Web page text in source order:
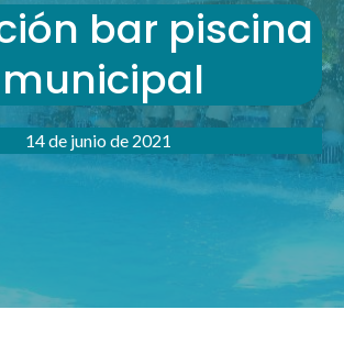
bar piscina
municipal
14 de junio de 2021